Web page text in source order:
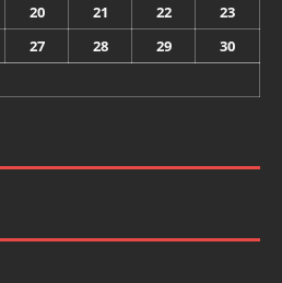
20 21 22
23
27 28 29
30